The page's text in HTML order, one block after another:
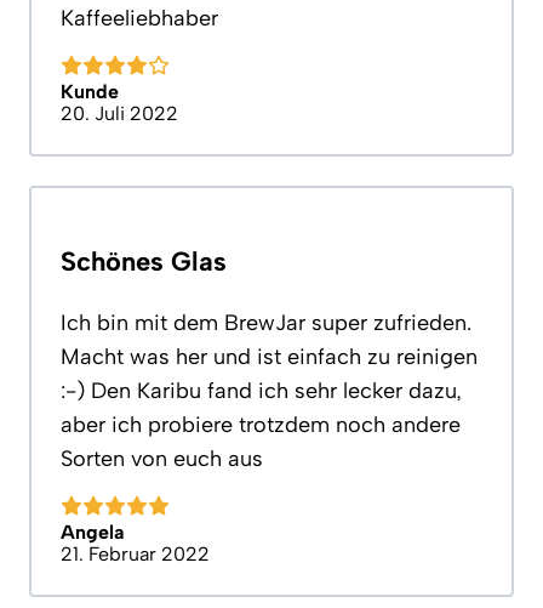
Kaffeeliebhaber
Kunde
20. Juli 2022
Schönes Glas
Ich bin mit dem BrewJar super zufrieden.
Macht was her und ist einfach zu reinigen
:-) Den Karibu fand ich sehr lecker dazu,
aber ich probiere trotzdem noch andere
Sorten von euch aus
Angela
21. Februar 2022